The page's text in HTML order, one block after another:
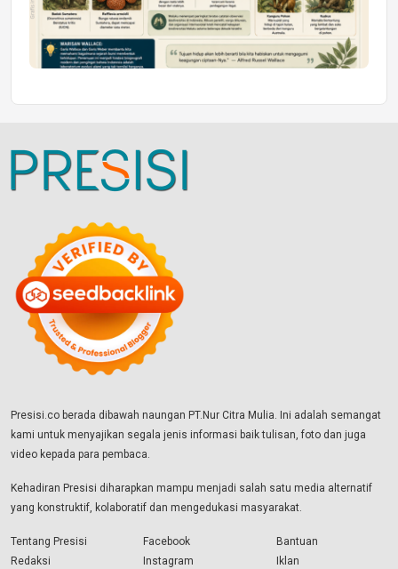
Presisi.co berada dibawah naungan PT.Nur Citra Mulia. Ini adalah semangat
kami untuk menyajikan segala jenis informasi baik tulisan, foto dan juga
video kepada para pembaca.
Kehadiran Presisi diharapkan mampu menjadi salah satu media alternatif
yang konstruktif, kolaboratif dan mengedukasi masyarakat.
Tentang Presisi
Redaksi
Facebook
Instagram
Bantuan
Iklan